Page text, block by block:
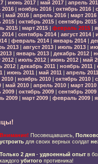
| июнь 2017| май 2017| апрель
2016| ноябрь 2016| октябрь 2016|
| май 2016| апрель 2016| март 2016
2015| октябрь 2015| сентябрь 2015
2015| март 2015| февраль 2015|
2014| сентябрь 2014| август 2014|
| февраль 2014| январь 2014|
2013| август 2013| июль 2013|
| январь 2013| декабрь 2012|
2012| июль 2012| июнь 2012| май
2012| декабрь 2011 | ноябрь 2011 |
| июнь 2011 | май 2011 | апрель 2011
| ноябрь 2010| октябрь 2010|
| май 2010| апрель 2010| март 2010
2009| октябрь 2009| сентябрь 2009
2009| март 2009| февраль 2009|
Внимание! Посовещавшись,
устроитьдля своих верных солдат
Только 2 дня- удвоенный опытв
каждого убитогопротивника!